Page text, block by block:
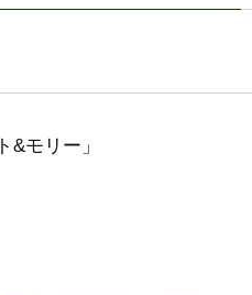
&モリー」